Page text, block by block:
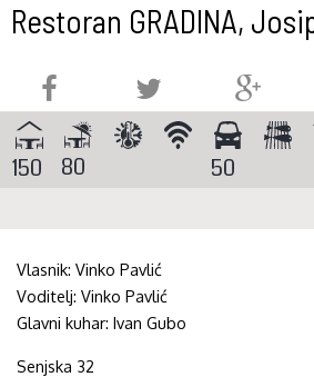
Restoran GRADINA,
150 80
50
Vlasnik:Vinko Pavlić
Voditelj:Vinko Pavlić
Glavni kuhar:Ivan Gubo
Senjska 32